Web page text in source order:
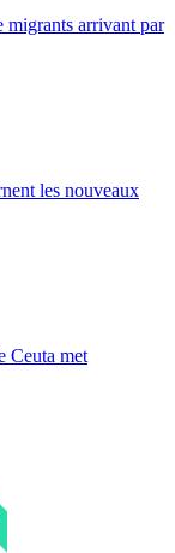
migrants arrivant par
les nouveaux
Ceuta met